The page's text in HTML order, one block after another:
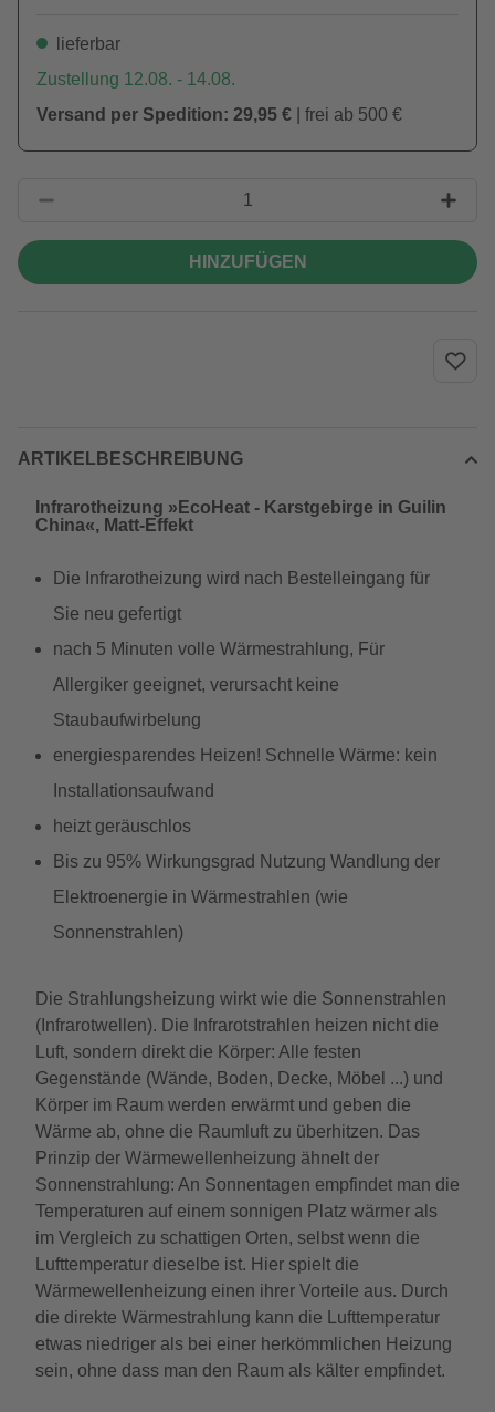
lieferbar
Zustellung 12.08. - 14.08.
Versand per Spedition: 29,95 € | frei ab 500 €
HINZUFÜGEN
ARTIKELBESCHREIBUNG
Infrarotheizung »EcoHeat - Karstgebirge in Guilin
China«, Matt-Effekt
Die Infrarotheizung wird nach Bestelleingang für
Sie neu gefertigt
nach 5 Minuten volle Wärmestrahlung, Für
Allergiker geeignet, verursacht keine
Staubaufwirbelung
energiesparendes Heizen! Schnelle Wärme: kein
Installationsaufwand
heizt geräuschlos
Bis zu 95% Wirkungsgrad Nutzung Wandlung der
Elektroenergie in Wärmestrahlen (wie
Sonnenstrahlen)
Die Strahlungsheizung wirkt wie die Sonnenstrahlen
(Infrarotwellen). Die Infrarotstrahlen heizen nicht die
Luft, sondern direkt die Körper: Alle festen
Gegenstände (Wände, Boden, Decke, Möbel ...) und
Körper im Raum werden erwärmt und geben die
Wärme ab, ohne die Raumluft zu überhitzen. Das
Prinzip der Wärmewellenheizung ähnelt der
Sonnenstrahlung: An Sonnentagen empfindet man die
Temperaturen auf einem sonnigen Platz wärmer als
im Vergleich zu schattigen Orten, selbst wenn die
Lufttemperatur dieselbe ist. Hier spielt die
Wärmewellenheizung einen ihrer Vorteile aus. Durch
die direkte Wärmestrahlung kann die Lufttemperatur
etwas niedriger als bei einer herkömmlichen Heizung
sein, ohne dass man den Raum als kälter empfindet.